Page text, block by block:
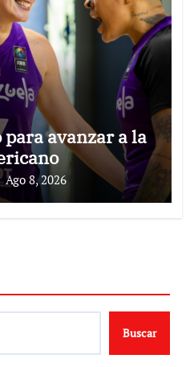
avanzar a la
Ago 8, 2026
Buscar